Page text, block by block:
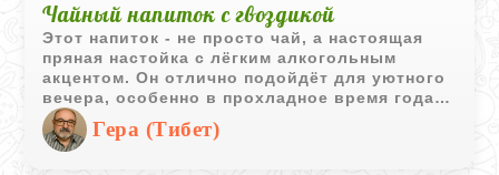
Чайный напиток с гвоздикой
Этот напиток - не просто чай, а настоящая
пряная настойка с лёгким алкогольным
акцентом. Он отлично подойдёт для уютного
вечера, особенно в прохладное время года.
Гвоздика придаёт глубину аромата, а чай -
насыщенность вкуса.
Гера (Тибет)